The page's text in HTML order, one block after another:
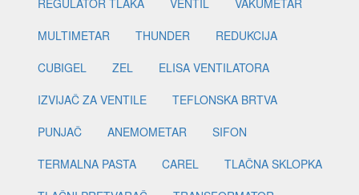
REGULATOR TLAKA
VENTIL
VAKUMETAR
MULTIMETAR
THUNDER
REDUKCIJA
CUBIGEL
ZEL
ELISA VENTILATORA
IZVIJAČ ZA VENTILE
TEFLONSKA BRTVA
PUNJAČ
ANEMOMETAR
SIFON
TERMALNA PASTA
CAREL
TLAČNA SKLOPKA